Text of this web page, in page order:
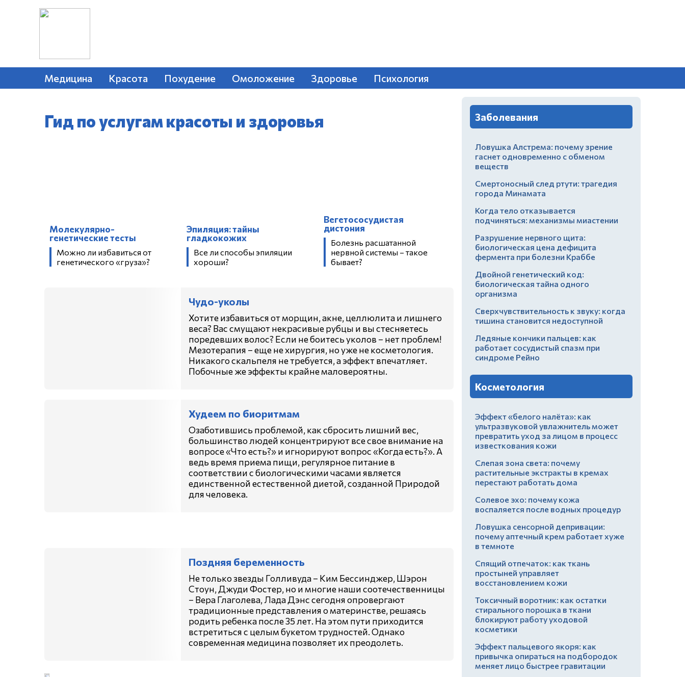
Медицина Красота Похудение Омоложение Здоровье Психология
Гид по услугам красоты и здоровья
Молекулярно-
генетические тесты
Можно ли избавиться от
генетического «груза»?
Эпиляция: тайны
гладкокожих
Все ли способы эпиляции
хороши?
Вегетососудистая
дистония
Болезнь расшатанной
нервной системы – такое
бывает?
Чудо-уколы
Хотите избавиться от морщин, акне, целлюлита и лишнего
веса? Вас смущают некрасивые рубцы и вы стесняетесь
поредевших волос? Если не боитесь уколов – нет проблем!
Мезотерапия – еще не хирургия, но уже не косметология.
Никакого скальпеля не требуется, а эффект впечатляет.
Побочные же эффекты крайне маловероятны.
Худеем по биоритмам
Озаботившись проблемой, как сбросить лишний вес,
большинство людей концентрируют все свое внимание на
вопросе «Что есть?» и игнорируют вопрос «Когда есть?». А
ведь время приема пищи, регулярное питание в
соответствии с биологическими часами является
единственной естественной диетой, созданной Природой
для человека.
Поздняя беременность
Не только звезды Голливуда – Ким Бессинджер, Шэрон
Стоун, Джуди Фостер, но и многие наши соотечественницы
– Вера Глаголева, Лада Дэнс сегодня опровергают
традиционные представления о материнстве, решаясь
родить ребенка после 35 лет. На этом пути приходится
встретиться с целым букетом трудностей. Однако
современная медицина позволяет их преодолеть.
Заболевания
Ловушка Алстрема: почему зрение
гаснет одновременно с обменом
веществ
Смертоносный след ртути: трагедия
города Минамата
Когда тело отказывается
подчиняться: механизмы миастении
Разрушение нервного щита:
биологическая цена дефицита
фермента при болезни Краббе
Двойной генетический код:
биологическая тайна одного
организма
Сверхчувствительность к звуку: когда
тишина становится недоступной
Ледяные кончики пальцев: как
работает сосудистый спазм при
синдроме Рейно
Косметология
Эффект «белого налёта»: как
ультразвуковой увлажнитель может
превратить уход за лицом в процесс
известкования кожи
Слепая зона света: почему
растительные экстракты в кремах
перестают работать дома
Солевое эхо: почему кожа
воспаляется после водных процедур
Ловушка сенсорной депривации:
почему аптечный крем работает хуже
в темноте
Спящий отпечаток: как ткань
простыней управляет
восстановлением кожи
Токсичный воротник: как остатки
стирального порошка в ткани
блокируют работу уходовой
косметики
Эффект пальцевого якоря: как
привычка опираться на подбородок
меняет лицо быстрее гравитации